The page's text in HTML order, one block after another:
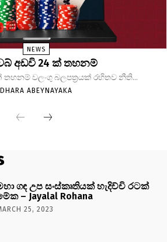
NEWS
අඩවි 24 ක් තහනම්
තහනම් වලංගු බලපත්‍රයක් රහිතව නීති...
DHARA ABEYNAYAKA
ගඳ උප සංස්කෘතියක් හැදිච්චි රටක්
– Jayalal Rohana
25, 2023